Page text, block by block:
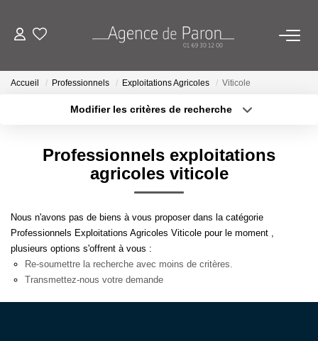
ACHETER
VENDRE
BIENS VENDUS
Estimez Votre Bien En Ligne
Accueil Professionnels Exploitations Agricoles Viticole
Modifier les critères de recherche
Budget max
Professionnels exploitations
agricoles viticole
Nous n'avons pas de biens à vous proposer dans la catégorie
Professionnels Exploitations Agricoles Viticole pour le moment ,
plusieurs options s'offrent à vous :
Re-soumettre la recherche avec moins de critères.
Transmettez-nous votre demande